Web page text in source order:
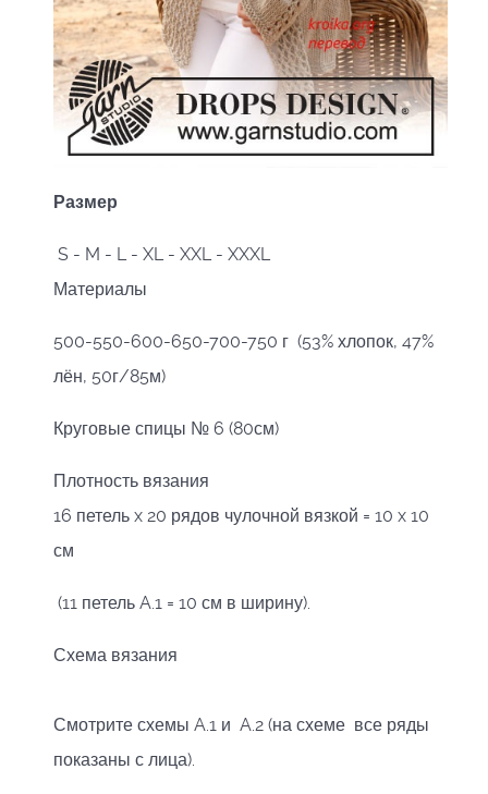
Размер
S - M - L - XL - XXL - XXXL
Материалы
500-550-600-650-700-750 г (53% хлопок, 47%
лён, 50г/85м)
Круговые спицы № 6 (80см)
Плотность вязания
16 петель x 20 рядов чулочной вязкой = 10 x 10
см
(11 петель A.1 = 10 см в ширину).
Схема вязания
Смотрите схемы A.1 и A.2 (на схеме все ряды
показаны с лица).